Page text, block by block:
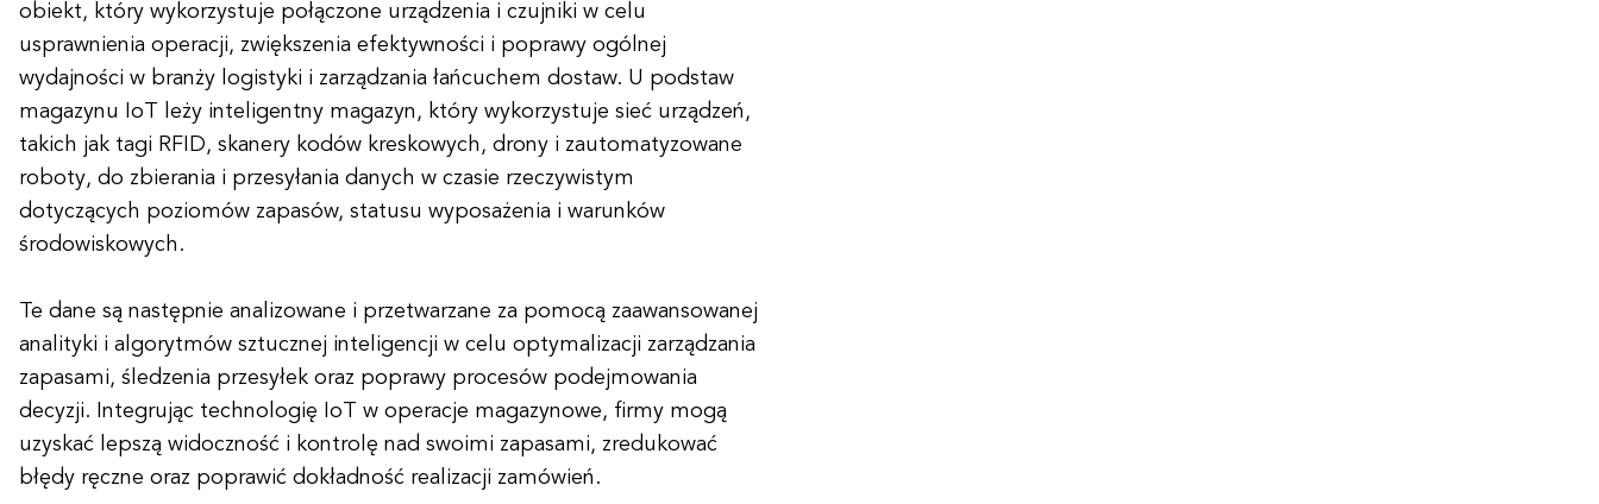
obiekt, który wykorzystuje połączone urządzenia i czujniki w celu
usprawnienia operacji, zwiększenia efektywności i poprawy ogólnej
wydajności w branży logistyki i zarządzania łańcuchem dostaw. U podstaw
magazynu IoT leży inteligentny magazyn, który wykorzystuje sieć urządzeń,
takich jak tagi RFID, skanery kodów kreskowych, drony i zautomatyzowane
roboty, do zbierania i przesyłania danych w czasie rzeczywistym
dotyczących poziomów zapasów, statusu wyposażenia i warunków
środowiskowych.
Te dane są następnie analizowane i przetwarzane za pomocą zaawansowanej
analityki i algorytmów sztucznej inteligencji w celu optymalizacji zarządzania
zapasami, śledzenia przesyłek oraz poprawy procesów podejmowania
decyzji. Integrując technologię IoT w operacje magazynowe, firmy mogą
uzyskać lepszą widoczność i kontrolę nad swoimi zapasami, zredukować
błędy ręczne oraz poprawić dokładność realizacji zamówień.